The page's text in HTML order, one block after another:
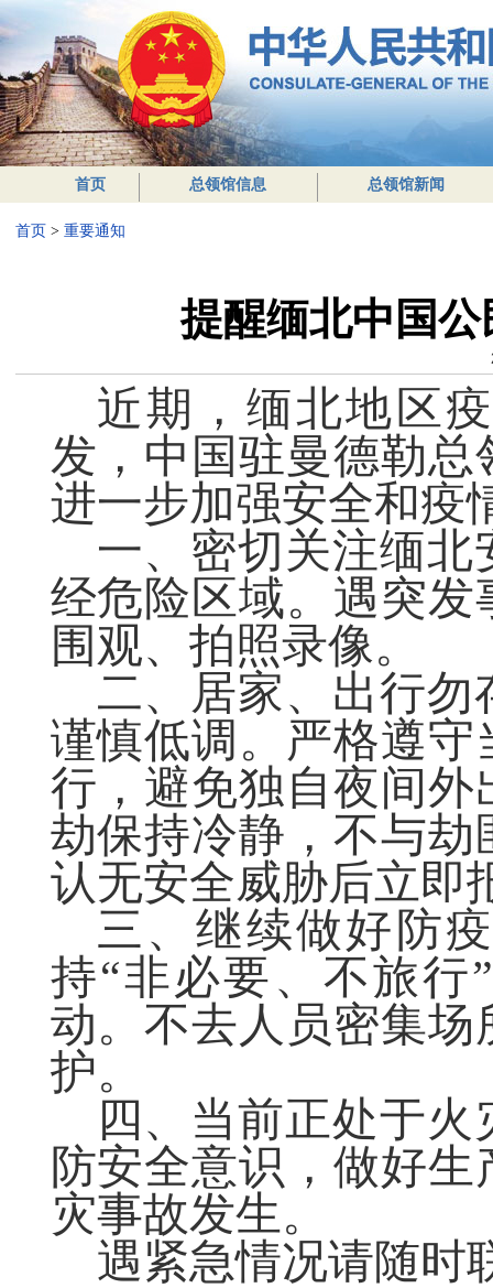
首页 总领馆信息 总领馆新闻
首页 > 重要通知
提醒缅北中国
近期，缅北地区
发 ，中国驻曼德勒
进一步加强安全和疫
一、 密切关注缅北
经危险区域。遇突
围观、拍照录像。
二、 居家、出行
谨慎低调。严格遵
行，避免独自夜间
劫保持冷静，不与
认无安全威胁后立即
三、继续做好防
持“非必要、不旅行
动。不去人员密集
护。
四、当前正处于
防安全意识，做好
灾事故发生。
遇紧急情况请随时